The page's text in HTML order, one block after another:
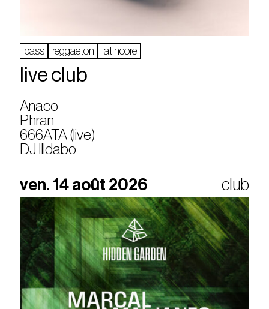
bass reggaeton latincore
live club
Anaco
Phran
666ATA (live)
DJ Illdabo
ven. 14 août 2026 club